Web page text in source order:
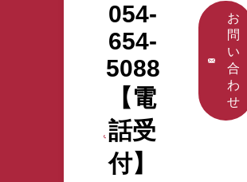
はこちらか
054-
654-
5088
【電
話受
付】
お
問
い
合
わ
せ